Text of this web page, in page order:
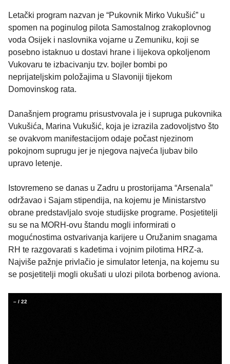
Letački program nazvan je “Pukovnik Mirko Vukušić” u
spomen na poginulog pilota Samostalnog zrakoplovnog
voda Osijek i naslovnika vojarne u Zemuniku, koji se
posebno istaknuo u dostavi hrane i lijekova opkoljenom
Vukovaru te izbacivanju tzv. bojler bombi po
neprijateljskim položajima u Slavoniji tijekom
Domovinskog rata.
Današnjem programu prisustvovala je i supruga pukovnika
Vukušića, Marina Vukušić, koja je izrazila zadovoljstvo što
se ovakvom manifestacijom odaje počast njezinom
pokojnom suprugu jer je njegova najveća ljubav bilo
upravo letenje.
Istovremeno se danas u Zadru u prostorijama “Arsenala”
održavao i Sajam stipendija, na kojemu je Ministarstvo
obrane predstavljalo svoje studijske programe. Posjetitelji
su se na MORH-ovu štandu mogli informirati o
mogućnostima ostvarivanja karijere u Oružanim snagama
RH te razgovarati s kadetima i vojnim pilotima HRZ-a.
Najviše pažnje privlačio je simulator letenja, na kojemu su
se posjetitelji mogli okušati u ulozi pilota borbenog aviona.
– / 22